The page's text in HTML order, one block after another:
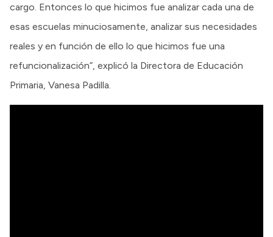
cargo. Entonces lo que hicimos fue analizar cada una de
esas escuelas minuciosamente, analizar sus necesidades
reales y en función de ello lo que hicimos fue una
refuncionalización”, explicó la Directora de Educación
Primaria, Vanesa Padilla.